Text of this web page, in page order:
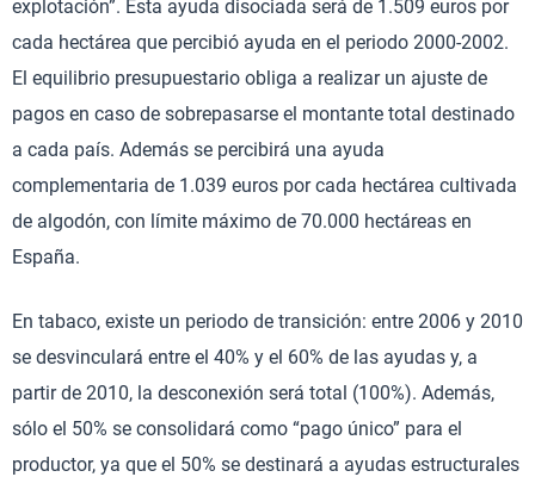
explotación”. Esta ayuda disociada será de 1.509 euros por
cada hectárea que percibió ayuda en el periodo 2000-2002.
El equilibrio presupuestario obliga a realizar un ajuste de
pagos en caso de sobrepasarse el montante total destinado
a cada país. Además se percibirá una ayuda
complementaria de 1.039 euros por cada hectárea cultivada
de algodón, con límite máximo de 70.000 hectáreas en
España.
En tabaco, existe un periodo de transición: entre 2006 y 2010
se desvinculará entre el 40% y el 60% de las ayudas y, a
partir de 2010, la desconexión será total (100%). Además,
sólo el 50% se consolidará como “pago único” para el
productor, ya que el 50% se destinará a ayudas estructurales